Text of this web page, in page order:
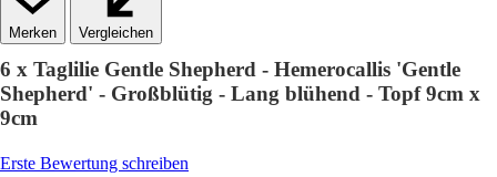
Vergleichen
6 x Taglilie Gentle Shepherd - Hemerocallis 'Gentle
Shepherd' - Großblütig - Lang blühend - Topf 9cm x
9cm
Erste Bewertung schreiben